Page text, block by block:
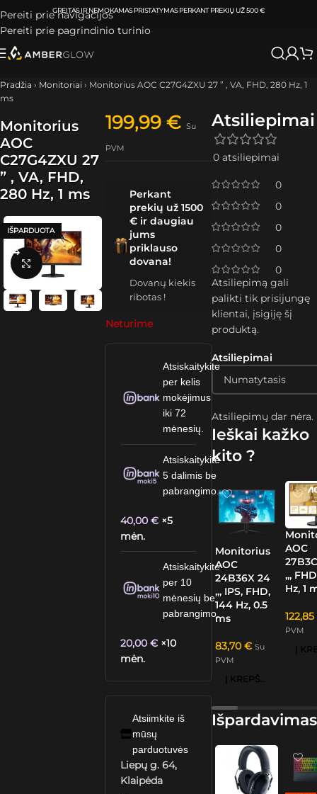
Pereiti prie navigacijos
Pereiti prie pagrindinio turinio
ATSIIMKITE UŽSAKYMĄKLAIPĖDOJE IR VILNIUJEPER0-3 DARBO DIENAS.
Pradžia › Monitoriai › Monitorius AOC C27G4ZXU 27 ” , VA, FHD, 280 Hz, 1
ms
Monitorius
AOC
C27G4ZXU 27
” , VA, FHD,
280 Hz, 1 ms
IŠPARDUOTA
Spustelėkite, kad padidintumėte
199,99€ Su
PVM
Perkant
prekių už 1500
€ ir daugiau
jums
priklauso
dovana!
Dovanų kiekis
ribotas !
Neturime
Atsiskaitykite
per kelis
mokėjimus
iki 72
mėnesių.
Atsiskaitykite
5 dalimis be
pabrangimo.
40,00€ ×5
mėn.
Atsiskaitykite
per 10
mėnesių be
pabrangimo.
20,00€ ×10
mėn.
Atsiimkite iš
mūsų
parduotuvės
Liepų g. 64,
Klaipėda
Atsiliepimai
0 atsiliepimai
0
0
0
0
0
Atsiliepimai
Atsiliepimų dar nėra.
Atsiliepimą gali
palikti tik prisijungę
klientai, įsigiję šį
produktą.
Ieškai kažko
kito ?
Monitorius
AOC
24B36X 24
„, IPS, FHD,
144 Hz, 0.5
ms
83,70 € Su
PVM
Į KREPŠELĮ
AOC
„,
Hz, 1
122,85
PVM
Išpardavimas